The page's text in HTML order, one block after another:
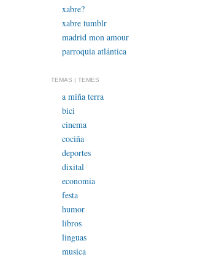
xabre?
xabre tumblr
madrid mon amour
parroquia atlántica
TEMAS | TEMES
a miña terra
bici
cinema
cociña
deportes
dixital
economia
festa
humor
libros
linguas
musica